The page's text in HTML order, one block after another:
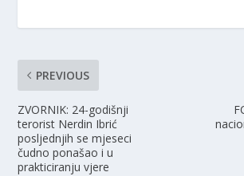
PREVIOUS
ZVORNIK: 24-godišnji
terorist Nerdin Ibrić
posljednjih se mjeseci
čudno ponašao i u
prakticiranju vjere